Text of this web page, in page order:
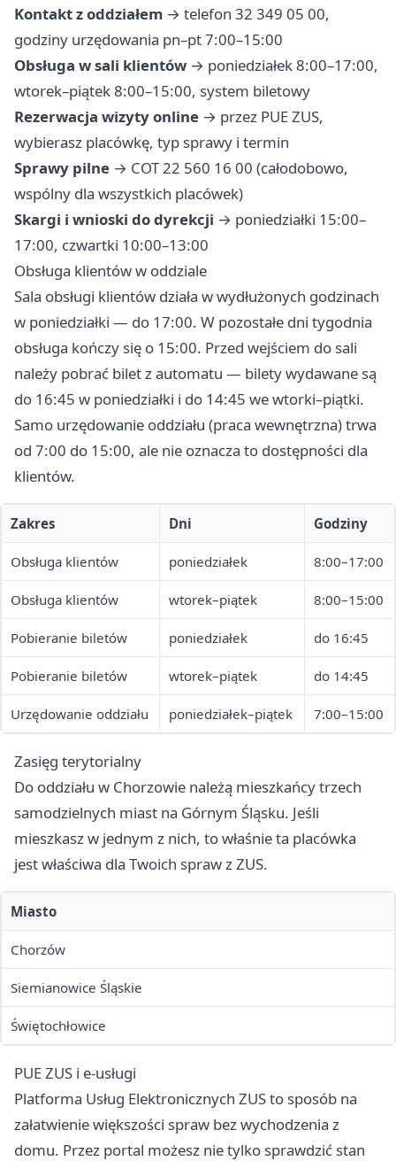
Kontakt z oddziałem → telefon 32 349 05 00,
godziny urzędowania pn–pt 7:00–15:00
Obsługa w sali klientów → poniedziałek 8:00–17:00,
wtorek–piątek 8:00–15:00, system biletowy
Rezerwacja wizyty online → przez PUE ZUS,
wybierasz placówkę, typ sprawy i termin
Sprawy pilne → COT 22 560 16 00 (całodobowo,
wspólny dla wszystkich placówek)
Skargi i wnioski do dyrekcji → poniedziałki 15:00–
17:00, czwartki 10:00–13:00
Obsługa klientów w oddziale
Sala obsługi klientów działa w wydłużonych godzinach
w poniedziałki — do 17:00. W pozostałe dni tygodnia
obsługa kończy się o 15:00. Przed wejściem do sali
należy pobrać bilet z automatu — bilety wydawane są
do 16:45 w poniedziałki i do 14:45 we wtorki–piątki.
Samo urzędowanie oddziału (praca wewnętrzna) trwa
od 7:00 do 15:00, ale nie oznacza to dostępności dla
klientów.
Zakres Dni Godziny
Obsługa klientów poniedziałek 8:00–17:00
Obsługa klientów wtorek–piątek 8:00–15:00
Pobieranie biletów poniedziałek do 16:45
Pobieranie biletów wtorek–piątek do 14:45
Urzędowanie oddziału poniedziałek–piątek 7:00–15:00
Zasięg terytorialny
Do oddziału w Chorzowie należą mieszkańcy trzech
samodzielnych miast na Górnym Śląsku. Jeśli
mieszkasz w jednym z nich, to właśnie ta placówka
jest właściwa dla Twoich spraw z ZUS.
Miasto
Chorzów
Siemianowice Śląskie
Świętochłowice
PUE ZUS i e-usługi
Platforma Usług Elektronicznych ZUS to sposób na
załatwienie większości spraw bez wychodzenia z
domu. Przez portal możesz nie tylko sprawdzić stan